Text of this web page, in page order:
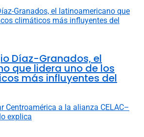
Díaz-Granados, el
que lidera uno de los
más influyentes del